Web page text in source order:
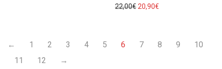
22,00€ 20,90€
← 1 2 3 4 5 6 7 8 9
10
11
12 →